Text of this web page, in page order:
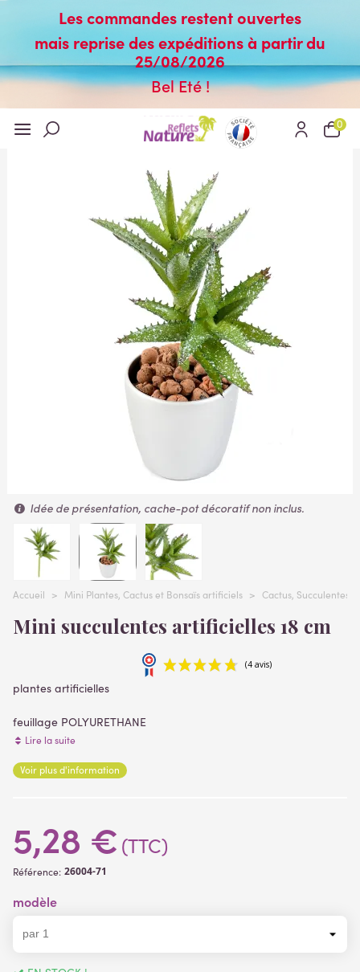
Les commandes restent ouvertes
mais reprise des expéditions à partir du
25/08/2026
Bel Eté !
0
Idée de présentation, cache-pot décoratif non inclus.
Accueil > Mini Plantes, Cactus et Bonsaïs artificiels > Cactus, Succulentes,
Mini succulentes artificielles 18 cm
plantes artificielles
feuillage POLYURETHANE
taille : 18 cm
plante à piquer vendu sans pot
Lire la suite
Voir plus d'information
5,28 € (TTC)
Référence: 26004-71
modèle